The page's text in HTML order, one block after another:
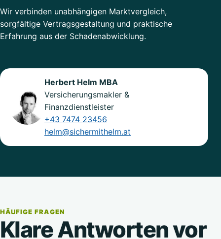
Wir verbinden unabhängigen Marktvergleich,
sorgfältige Vertragsgestaltung und praktische
Erfahrung aus der Schadenabwicklung.
Herbert Helm MBA
Versicherungsmakler &
Finanzdienstleister
+43 7474 23456
helm@sichermithelm.at
HÄUFIGE FRAGEN
Klare Antworten vor